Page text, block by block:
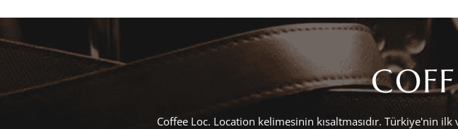
Coffee Loc. Location kelimesinin kısaltmasıdır. Türkiye'nin